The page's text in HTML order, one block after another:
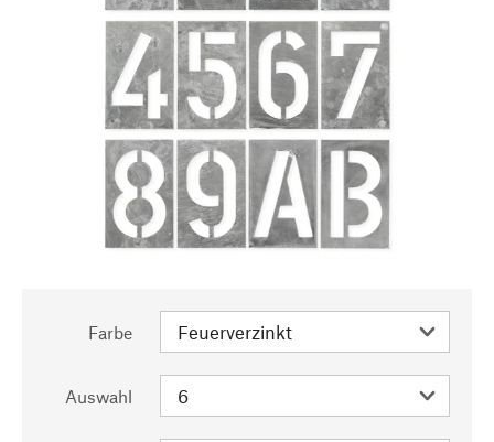
Farbe
Auswahl